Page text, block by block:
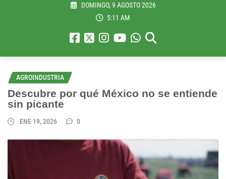
DOMINGO, 9 AGOSTO 2026
5:11 AM
AGROINDUSTRIA
Descubre por qué México no se entiende
sin picante
ENE 19, 2026 0